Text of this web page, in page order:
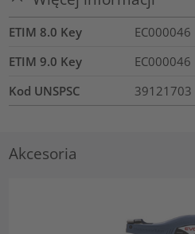
ETIM 8.0 Key
EC000046
ETIM 9.0 Key
EC000046
Kod UNSPSC
39121703
Akcesoria